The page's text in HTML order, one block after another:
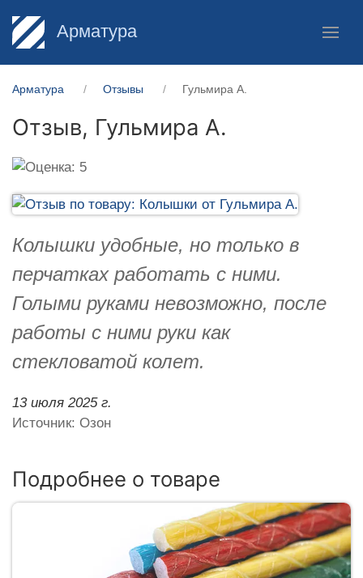
Арматура
Арматура Отзывы Гульмира А.
Отзыв, Гульмира А.
Колышки удобные, но только в
перчатках работать с ними.
Голыми руками невозможно, после
работы с ними руки как
стекловатой колет.
13 июля 2025 г.
Источник: Озон
Подробнее о товаре